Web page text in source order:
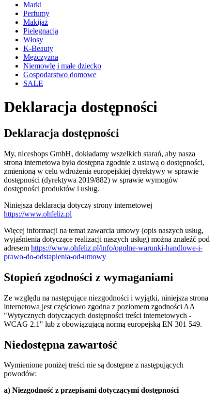
Marki
Perfumy
Makijaż
Pielęgnacja
Włosy
K-Beauty
Mężczyzna
Niemowlę i małe dziecko
Gospodarstwo domowe
SALE
Deklaracja dostępności
Deklaracja dostępności
My, niceshops GmbH, dokładamy wszelkich starań, aby nasza
strona internetowa była dostępna zgodnie z ustawą o dostępności,
zmienioną w celu wdrożenia europejskiej dyrektywy w sprawie
dostępności (dyrektywa 2019/882) w sprawie wymogów
dostępności produktów i usług.
Niniejsza deklaracja dotyczy strony internetowej
https://www.ohfeliz.pl
Więcej informacji na temat zawarcia umowy (opis naszych usług,
wyjaśnienia dotyczące realizacji naszych usług) można znaleźć pod
adresem https://www.ohfeliz.pl/info/ogolne-warunki-handlowe-i-
prawo-do-odstapienia-od-umowy
Stopień zgodności z wymaganiami
Ze względu na następujące niezgodności i wyjątki, niniejsza strona
internetowa jest częściowo zgodna z poziomem zgodności AA
"Wytycznych dotyczących dostępności treści internetowych -
WCAG 2.1" lub z obowiązującą normą europejską EN 301 549.
Niedostępna zawartość
Wymienione poniżej treści nie są dostępne z następujących
powodów:
a) Niezgodność z przepisami dotyczącymi dostępności